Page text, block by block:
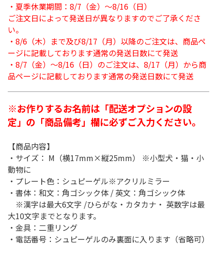
・夏季休業期間：8/7（金）～8/16（日）
ご注文日によって発送日が異なりますのでご了承くださ
い。
・8/6（木）まで及び8/17（月）以降のご注文は、商品ペ
ージに記載しております通常の発送日数にて発送
・8/7（金）～8/16（日）のご注文は、8/17（月）から商
品ページに記載しております通常の発送日数にて発送
※お作りするお名前は「配送オプションの設
定」の「商品備考」欄に必ずご入力ください。
【商品内容】
・サイズ： M（横17mm×縦25mm） ※小型犬・猫・小
動物に
・プレート色：シュピーゲル※アクリルミラー
・書体：和文：角ゴシック体 / 英文：角ゴシック体
※漢字は最大6文字 /ひらがな・カタカナ・ 英数字は最
大10文字までとなります。
・金具：二重リング
・電話番号：シュピーゲルのみ裏面に入ります（省略可）